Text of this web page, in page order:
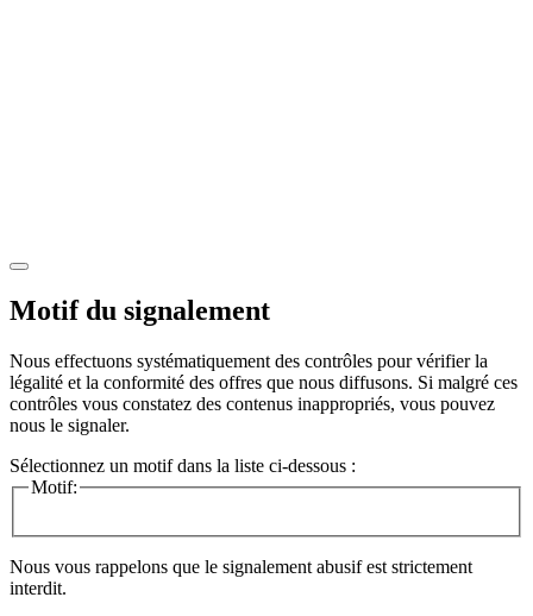
Motif du signalement
Nous effectuons systématiquement des contrôles pour vérifier la
légalité et la conformité des offres que nous diffusons. Si malgré ces
contrôles vous constatez des contenus inappropriés, vous pouvez
nous le signaler.
Sélectionnez un motif dans la liste ci-dessous :
Motif:
Nous vous rappelons que le signalement abusif est strictement
interdit.